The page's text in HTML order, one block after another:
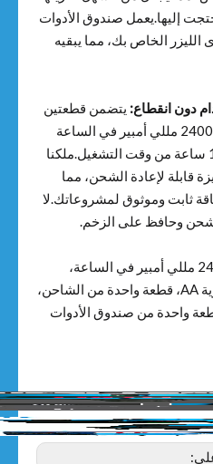
إليها.يعمل صندوق الأدوات
الخاص بك، مما يبقيه
دون انقطاع: يتضمن قطعتين
من بطارية ليثيوم أيون بقدرة 2400 مللي أمبير في الساعة
قابلة لإعادة الشحن، مما
ثابت وموثوق لمشروعاتك.لا
وحافظ على الزخم.
تتضمن قطعتين بطارية 2*2400 مللي أمبير في الساعة،
قطعة واحدة من صندوق بطارية AA، قطعة واحدة من الشاحن،
واحدة من صندوق الأدوات